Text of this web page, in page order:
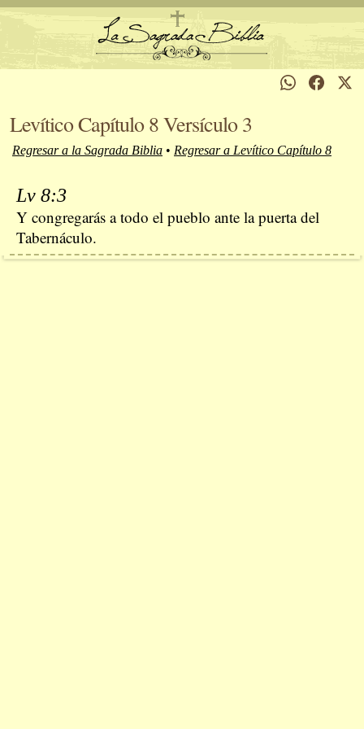
Levítico Capítulo 8 Versículo 3
Regresar a la Sagrada Biblia • Regresar a Levítico Capítulo 8
Lv 8:3
Y congregarás a todo el pueblo ante la puerta del
Tabernáculo.